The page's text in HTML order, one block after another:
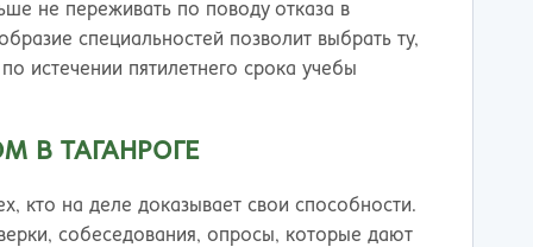
не переживать по поводу отказа в
специальностей позволит выбрать ту,
истечении пятилетнего срока учебы
В ТАГАНРОГЕ
кто на деле доказывает свои способности.
собеседования, опросы, которые дают